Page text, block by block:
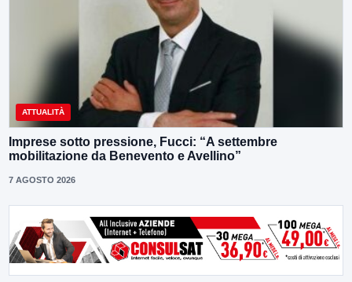
ATTUALITÀ
Imprese sotto pressione, Fucci: “A settembre
mobilitazione da Benevento e Avellino”
7 AGOSTO 2026